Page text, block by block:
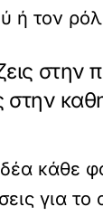
ή τον
στην
στην
κάθε
για